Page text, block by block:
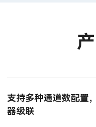
支持多种通道数配置
器级联